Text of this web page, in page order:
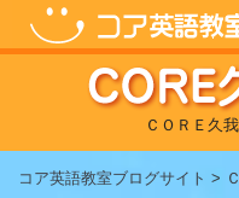
ＣＯＲＥ久
コア英語教室ブログサイト >